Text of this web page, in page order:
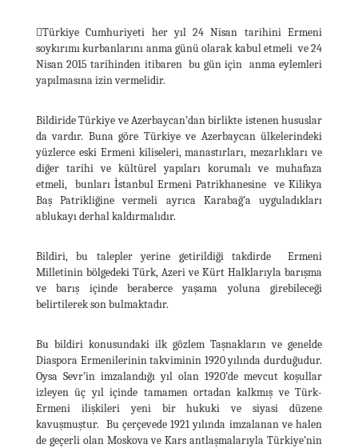
Türkiye Cumhuriyeti her yıl 24 Nisan tarihini Ermeni
soykırımı kurbanlarını anma günü olarak kabul etmeli ve 24
Nisan 2015 tarihinden itibaren bu gün için anma eylemleri
yapılmasına izin vermelidir.
Bildiride Türkiye ve Azerbaycan’dan birlikte istenen hususlar
da vardır. Buna göre Türkiye ve Azerbaycan ülkelerindeki
yüzlerce eski Ermeni kiliseleri, manastırları, mezarlıkları ve
diğer tarihi ve kültürel yapıları korumalı ve muhafaza
etmeli, bunları İstanbul Ermeni Patrikhanesine ve Kilikya
Baş Patrikliğine vermeli ayrıca Karabağ’a uyguladıkları
ablukayı derhal kaldırmalıdır.
Bildiri, bu talepler yerine getirildiği takdirde Ermeni
Milletinin bölgedeki Türk, Azeri ve Kürt Halklarıyla barışma
ve barış içinde beraberce yaşama yoluna girebileceği
belirtilerek son bulmaktadır.
Bu bildiri konusundaki ilk gözlem Taşnakların ve genelde
Diaspora Ermenilerinin takviminin 1920 yılında durduğudur.
Oysa Sevr’in imzalandığı yıl olan 1920’de mevcut koşullar
izleyen üç yıl içinde tamamen ortadan kalkmış ve Türk-
Ermeni ilişkileri yeni bir hukuki ve siyasi düzene
kavuşmuştur. Bu çerçevede 1921 yılında imzalanan ve halen
de geçerli olan Moskova ve Kars antlaşmalarıyla Türkiye’nin